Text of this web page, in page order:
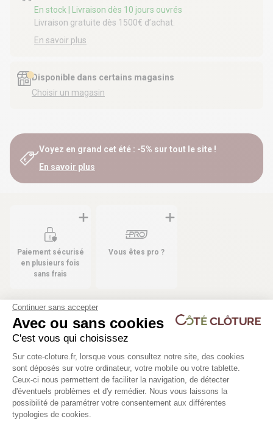
En stock
| Livraison dès 10 jours ouvrés
Livraison gratuite dès 1500€ d’achat.
En savoir plus
Disponible dans certains magasins
Choisir un magasin
Voyez en grand cet été : -5% sur tout le site !
En savoir plus
Paiement sécurisé
en plusieurs fois
sans frais
Vous êtes pro ?
Les produits compatibles
Poteau pour grillage rigide -
WICLIP
Clôture panneau rigide
Continuer sans accepter
Avec ou sans cookies
C'est vous qui choisissez
Plateforme de Gestion du
Sur cote-cloture.fr, lorsque vous consultez notre site, des cookies
sont déposés sur votre ordinateur, votre mobile ou votre tablette.
Ceux-ci nous permettent de faciliter la navigation, de détecter
d'éventuels problèmes et d'y remédier. Nous vous laissons la
possibilité de paramétrer votre consentement aux différentes
typologies de cookies.
Axeptio consent